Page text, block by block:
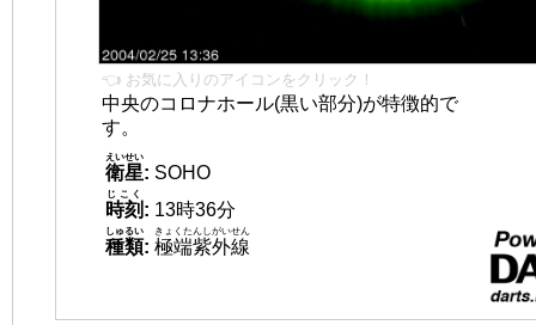
👈 お気に入りのアイコンをクリック！
中央のコロナホール(黒い部分)が特徴的で
す。
衛星
えいせい
: SOHO
時刻
じこく
: 13時36分
種類
しゅるい
: 極端紫外線
きょくたんしがいせん